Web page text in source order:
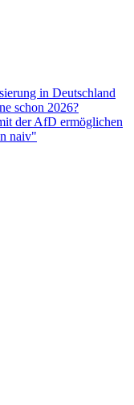
in Deutschland
schon 2026?
der AfD ermöglichen
naiv"